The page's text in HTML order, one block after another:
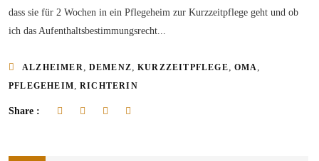
dass sie für 2 Wochen in ein Pflegeheim zur Kurzzeitpflege geht und ob
ich das Aufenthaltsbestimmungsrecht...
ALZHEIMER DEMENZ ,KURZZEITPFLEGE OMA
PFLEGEHEIM RICHTERIN
Share :